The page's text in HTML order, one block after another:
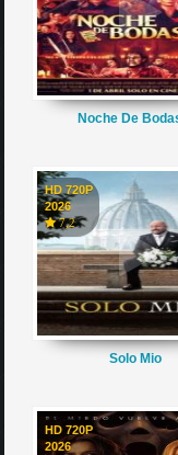
Noche De
HD 720P
2026
7,2
Solo Mio
HD 720P
2026